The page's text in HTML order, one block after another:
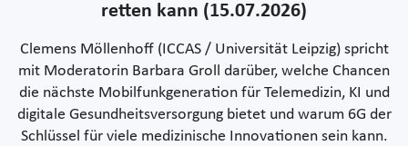
retten kann (15.07.2026)
Clemens Möllenhoff (ICCAS / Universität Leipzig) spricht
mit Moderatorin Barbara Groll darüber, welche Chancen
die nächste Mobilfunkgeneration für Telemedizin, KI und
digitale Gesundheitsversorgung bietet und warum 6G der
Schlüssel für viele medizinische Innovationen sein kann.